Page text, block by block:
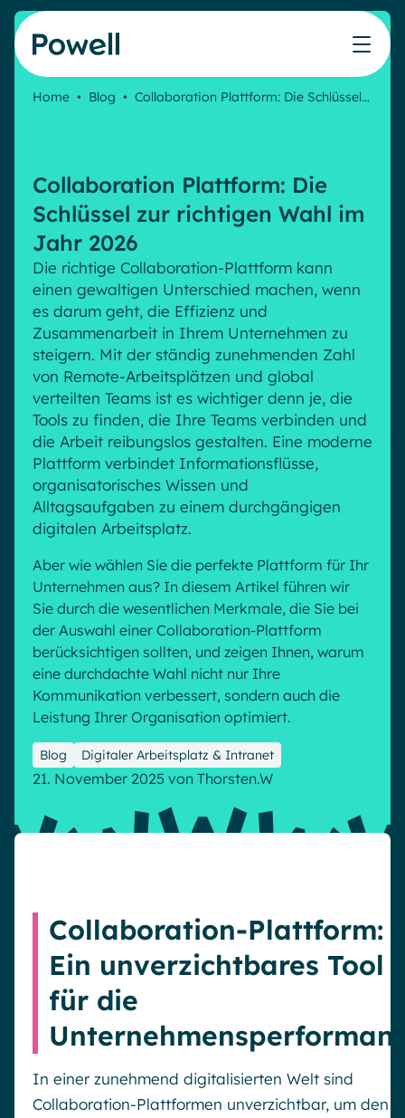
Skip to content
HR Plattform
Interne Kommunikation
Interne Kommunikation
Employee Journey & Engagement
Virtuelles Büro
AI Augmented Digital Workplace
Plattform für digitale Zusammenarbeit
Digital Hub
Wissensbasis
Effizientes Wissensmanagement am Arbeitsplatz
Produkte
Ihre MS-Governance-Lösung
Intranet-Funktionen
Analytische
Erweiterte Anpassung und Design
Generative KI
Sicherheit und Compliance
Unsere Kunden
Partner
Treten Sie dem Expertennetzwerk von Powell bei
Finden Sie den besten Verbündeten, um Ihr Intranet-
Projekt zum Erfolg zu führen
Microsoft x Powell = ♡
Microsoft Gold Partner
Zertifizierter Microsoft-Experte
Ressourcen
Blog
Webinare
Success stories
White papers
Veranstaltungen
EnglishFrançais Deutsch
Home • Blog • Collaboration Plattform: Die Schlüssel…
Collaboration Plattform: Die
Schlüssel zur richtigen Wahl im
Jahr 2026
Die richtige Collaboration-Plattform kann
einen gewaltigen Unterschied machen, wenn
es darum geht, die Effizienz und
Zusammenarbeit in Ihrem Unternehmen zu
steigern. Mit der ständig zunehmenden Zahl
von Remote-Arbeitsplätzen und global
verteilten Teams ist es wichtiger denn je, die
Tools zu finden, die Ihre Teams verbinden und
die Arbeit reibungslos gestalten. Eine moderne
Plattform verbindet Informationsflüsse,
organisatorisches Wissen und
Alltagsaufgaben zu einem durchgängigen
digitalen Arbeitsplatz.
Aber wie wählen Sie die perfekte Plattform für Ihr
Unternehmen aus? In diesem Artikel führen wir
Sie durch die wesentlichen Merkmale, die Sie bei
der Auswahl einer Collaboration-Plattform
berücksichtigen sollten, und zeigen Ihnen, warum
eine durchdachte Wahl nicht nur Ihre
Kommunikation verbessert, sondern auch die
Leistung Ihrer Organisation optimiert.
Blog Digitaler Arbeitsplatz & Intranet
21. November 2025 von Thorsten.W
Collaboration-Plattform:
Ein unverzichtbares Tool
für die
In einer zunehmend digitalisierten Welt sind
Collaboration-Plattformen unverzichtbar, um den